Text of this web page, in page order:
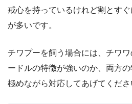
戒心を持っているけれど割とす
が多いです。
チワプーを飼う場合には、チワ
ードルの特徴が強いのか、両方
極めながら対応してあげてくださ